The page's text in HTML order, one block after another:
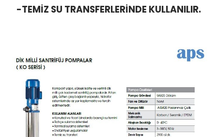
-TEMİZ SU TRANSFERLERİNDE KULLANILIR.